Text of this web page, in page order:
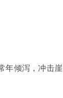
年倾泻，冲击崖